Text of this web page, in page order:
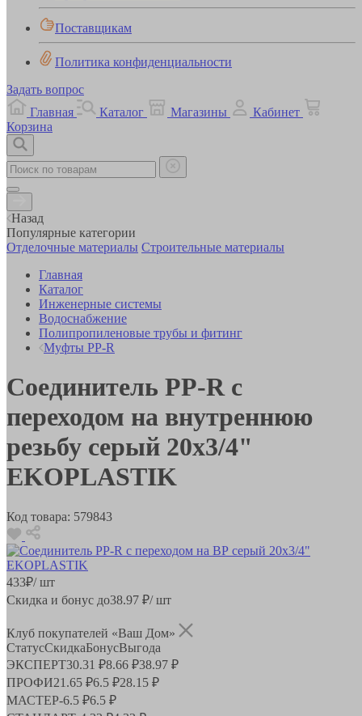
Поставщикам
Политика конфиденциальности
Задать вопрос
Главная
Каталог Магазины
Кабинет
Корзина
Назад
Популярные категории
Отделочные материалы Строительные материалы
Главная
Каталог
Инженерные системы
Водоснабжение
Полипропиленовые трубы и фитинг
Муфты PP-R
Соединитель РР-R с
переходом на внутреннюю
резьбу серый 20х3/4"
EKOPLASTIK
Код товара: 579843
433₽/ шт
Скидка и бонус до38.97 ₽/ шт
Клуб покупателей «Ваш Дом»
СтатусСкидкаБонусВыгода
ЭКСПЕРТ30.31 ₽8.66 ₽38.97 ₽
ПРОФИ21.65 ₽6.5 ₽28.15 ₽
МАСТЕР-6.5 ₽6.5 ₽